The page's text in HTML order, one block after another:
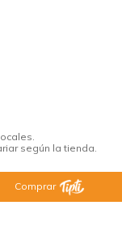
según la tienda.
Comprar